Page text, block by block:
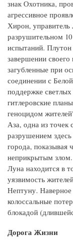
знак Охотника,
агрессивное
Хирон, управитель
разрушительном
испытаний. Плутон
завершении своего
загубленные при
соединении с
поддержке
гитлеровские
геноцидом
Аза, одна из точек
разрушением
города, показывая
неприкрытым злом.
Луна находится в
уязвимость
Нептуну. Наверное
колоссальные
блокадой
Дорога Жизни